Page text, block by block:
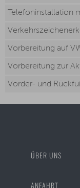
Telefoninstallation
Vorbereitung auf
Vorbereitung zur
Vorder- und
ÜBER UNS
ANFAHRT